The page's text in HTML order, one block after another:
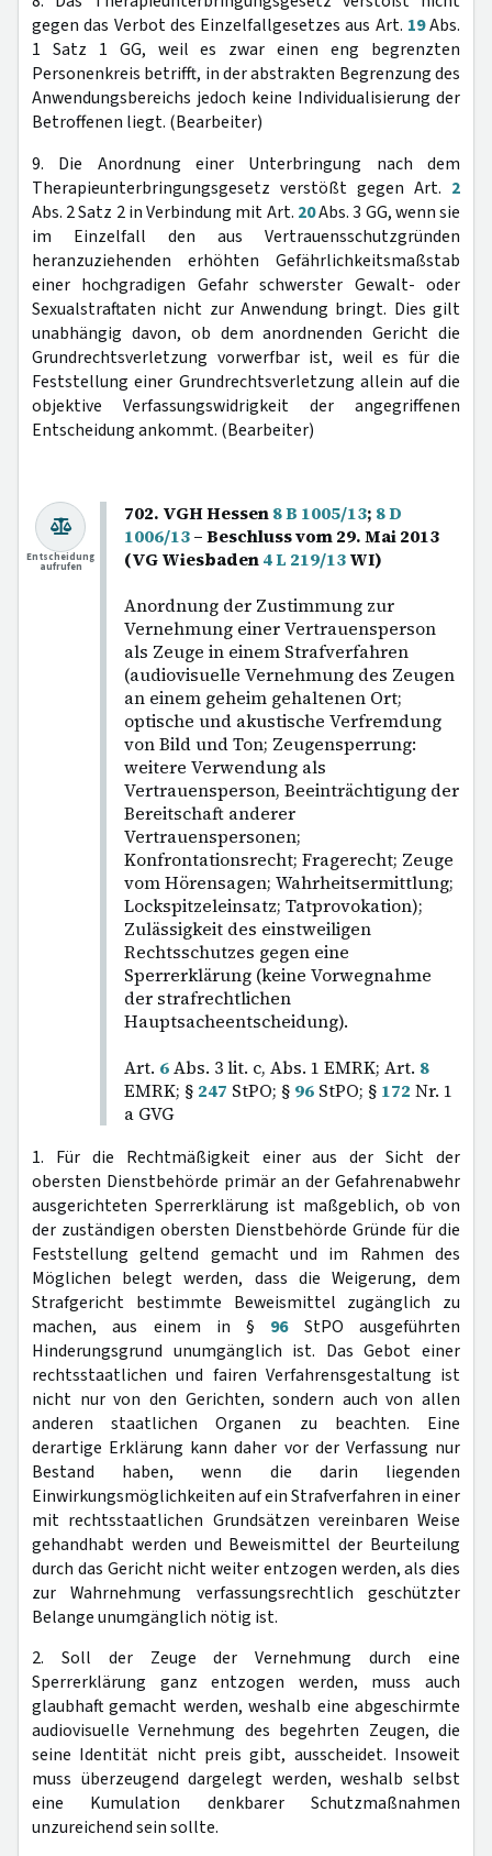
gegen das Verbot des Einzelfallgesetzes aus Art. 19Abs.
1 Satz 1 GG, weil es zwar einen eng begrenzten
Personenkreis betrifft, in der abstrakten Begrenzung des
Anwendungsbereichs jedoch keine Individualisierung der
Betroffenen liegt. (Bearbeiter)
9. Die Anordnung einer Unterbringung nach dem
Therapieunterbringungsgesetz verstößt gegen Art. 2
Abs. 2 Satz 2 in Verbindung mit Art. 20Abs. 3 GG, wenn sie
im Einzelfall den aus Vertrauensschutzgründen
heranzuziehenden erhöhten Gefährlichkeitsmaßstab
einer hochgradigen Gefahr schwerster Gewalt- oder
Sexualstraftaten nicht zur Anwendung bringt. Dies gilt
unabhängig davon, ob dem anordnenden Gericht die
Grundrechtsverletzung vorwerfbar ist, weil es für die
Feststellung einer Grundrechtsverletzung allein auf die
objektive Verfassungswidrigkeit der angegriffenen
Entscheidung ankommt. (Bearbeiter)
702. VGH Hessen8 B 1005/13; 8 D
1006/13– Beschluss vom 29. Mai 2013
(VG Wiesbaden4 L 219/13WI)
Anordnung der Zustimmung zur
Vernehmung einer Vertrauensperson
als Zeuge in einem Strafverfahren
(audiovisuelle Vernehmung des Zeugen
an einem geheim gehaltenen Ort;
optische und akustische Verfremdung
von Bild und Ton; Zeugensperrung:
weitere Verwendung als
Vertrauensperson, Beeinträchtigung der
Bereitschaft anderer
Vertrauenspersonen;
Konfrontationsrecht; Fragerecht; Zeuge
vom Hörensagen; Wahrheitsermittlung;
Lockspitzeleinsatz; Tatprovokation);
Zulässigkeit des einstweiligen
Rechtsschutzes gegen eine
Sperrerklärung (keine Vorwegnahme
der strafrechtlichen
Hauptsacheentscheidung).
Art. 6Abs. 3 lit. c, Abs. 1 EMRK; Art. 8
EMRK; § 247 StPO; § 96 StPO; § 172 Nr. 1
a GVG
Entscheidung
aufrufen
1. Für die Rechtmäßigkeit einer aus der Sicht der
obersten Dienstbehörde primär an der Gefahrenabwehr
ausgerichteten Sperrerklärung ist maßgeblich, ob von
der zuständigen obersten Dienstbehörde Gründe für die
Feststellung geltend gemacht und im Rahmen des
Möglichen belegt werden, dass die Weigerung, dem
Strafgericht bestimmte Beweismittel zugänglich zu
machen, aus einem in § 96StPO ausgeführten
Hinderungsgrund unumgänglich ist. Das Gebot einer
rechtsstaatlichen und fairen Verfahrensgestaltung ist
nicht nur von den Gerichten, sondern auch von allen
anderen staatlichen Organen zu beachten. Eine
derartige Erklärung kann daher vor der Verfassung nur
Bestand haben, wenn die darin liegenden
Einwirkungsmöglichkeiten auf ein Strafverfahren in einer
mit rechtsstaatlichen Grundsätzen vereinbaren Weise
gehandhabt werden und Beweismittel der Beurteilung
durch das Gericht nicht weiter entzogen werden, als dies
zur Wahrnehmung verfassungsrechtlich geschützter
Belange unumgänglich nötig ist.
2. Soll der Zeuge der Vernehmung durch eine
Sperrerklärung ganz entzogen werden, muss auch
glaubhaft gemacht werden, weshalb eine abgeschirmte
audiovisuelle Vernehmung des begehrten Zeugen, die
seine Identität nicht preis gibt, ausscheidet. Insoweit
muss überzeugend dargelegt werden, weshalb selbst
eine Kumulation denkbarer Schutzmaßnahmen
unzureichend sein sollte.